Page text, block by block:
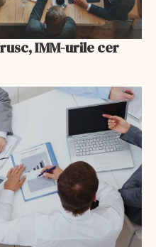
IMM-urile cer